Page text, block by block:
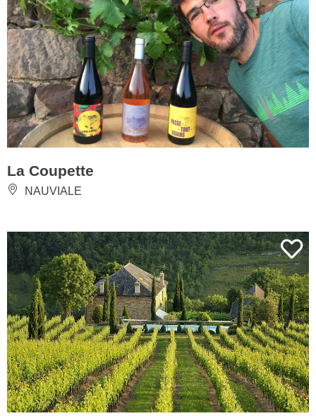
La Coupette
NAUVIALE